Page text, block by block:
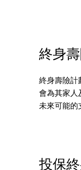
終身
終身壽險計
會為其家人
未來可能的
投保